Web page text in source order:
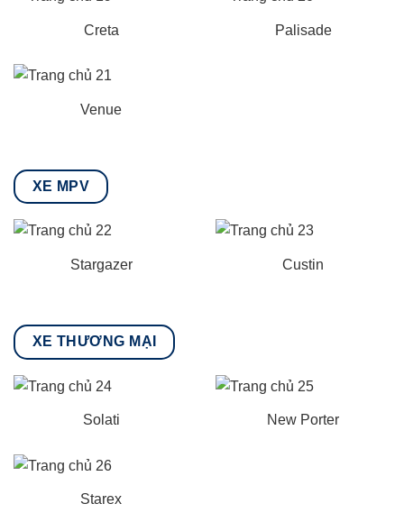
Creta Palisade
Venue
XE MPV
Stargazer Custin
XE THƯƠNG MẠI
Solati New Porter
Starex